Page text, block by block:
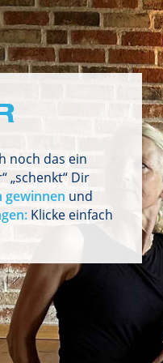
noch das ein
„schenkt“ Dir
gewinnen und
Klicke einfach